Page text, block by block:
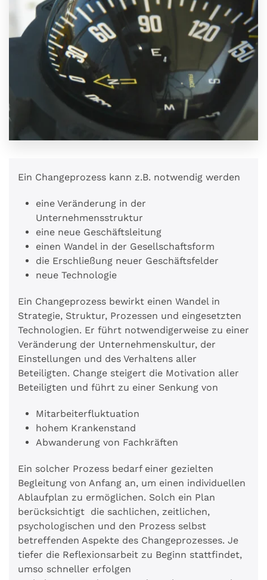
Ein Changeprozess kann z.B. notwendig werden
eine Veränderung in der
Unternehmensstruktur
eine neue Geschäftsleitung
einen Wandel in der Gesellschaftsform
die Erschließung neuer Geschäftsfelder
neue Technologie
Ein Changeprozess bewirkt einen Wandel in
Strategie, Struktur, Prozessen und eingesetzten
Technologien. Er führt notwendigerweise zu einer
Veränderung der Unternehmenskultur, der
Einstellungen und des Verhaltens aller
Beteiligten. Change steigert die Motivation aller
Beteiligten und führt zu einer Senkung von
Mitarbeiterfluktuation
hohem Krankenstand
Abwanderung von Fachkräften
Ein solcher Prozess bedarf einer gezielten
Begleitung von Anfang an, um einen individuellen
Ablaufplan zu ermöglichen. Solch ein Plan
berücksichtigt die sachlichen, zeitlichen,
psychologischen und den Prozess selbst
betreffenden Aspekte des Changeprozesses. Je
tiefer die Reflexionsarbeit zu Beginn stattfindet,
umso schneller erfolgen